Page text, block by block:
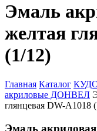
Эмаль
желтая
(1/12)
Главная Каталог
акриловые ДОНВЕЛ
глянцевая DW-A1018
Эмаль